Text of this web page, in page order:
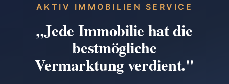
AKTIV IMMOBILIEN SERVICE
„Jede Immobilie hat die
bestmögliche
Vermarktung verdient."